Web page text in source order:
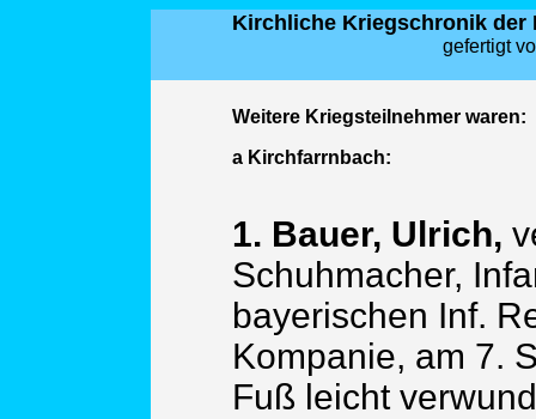
Kirchliche Kriegschronik der
gefertigt
Weitere Kriegsteilnehmer waren:
a Kirchfarrnbach:
1. Bauer, Ulrich,
Schuhmacher,
bayerischen Inf.
Kompanie, am 7.
Fuß leicht